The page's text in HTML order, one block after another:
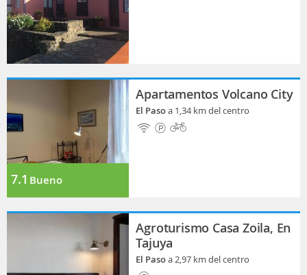
7.1 Bueno
Apartamentos Volcano City
El Pasoa 1,34 km del centro
Agroturismo Casa Zoila, En
Tajuya
El Pasoa 2,97 km del centro